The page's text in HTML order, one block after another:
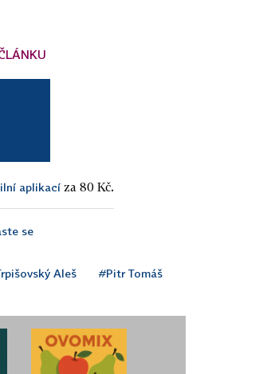
aplikací za 80 Kč.
se
Aleš #Pitr Tomáš